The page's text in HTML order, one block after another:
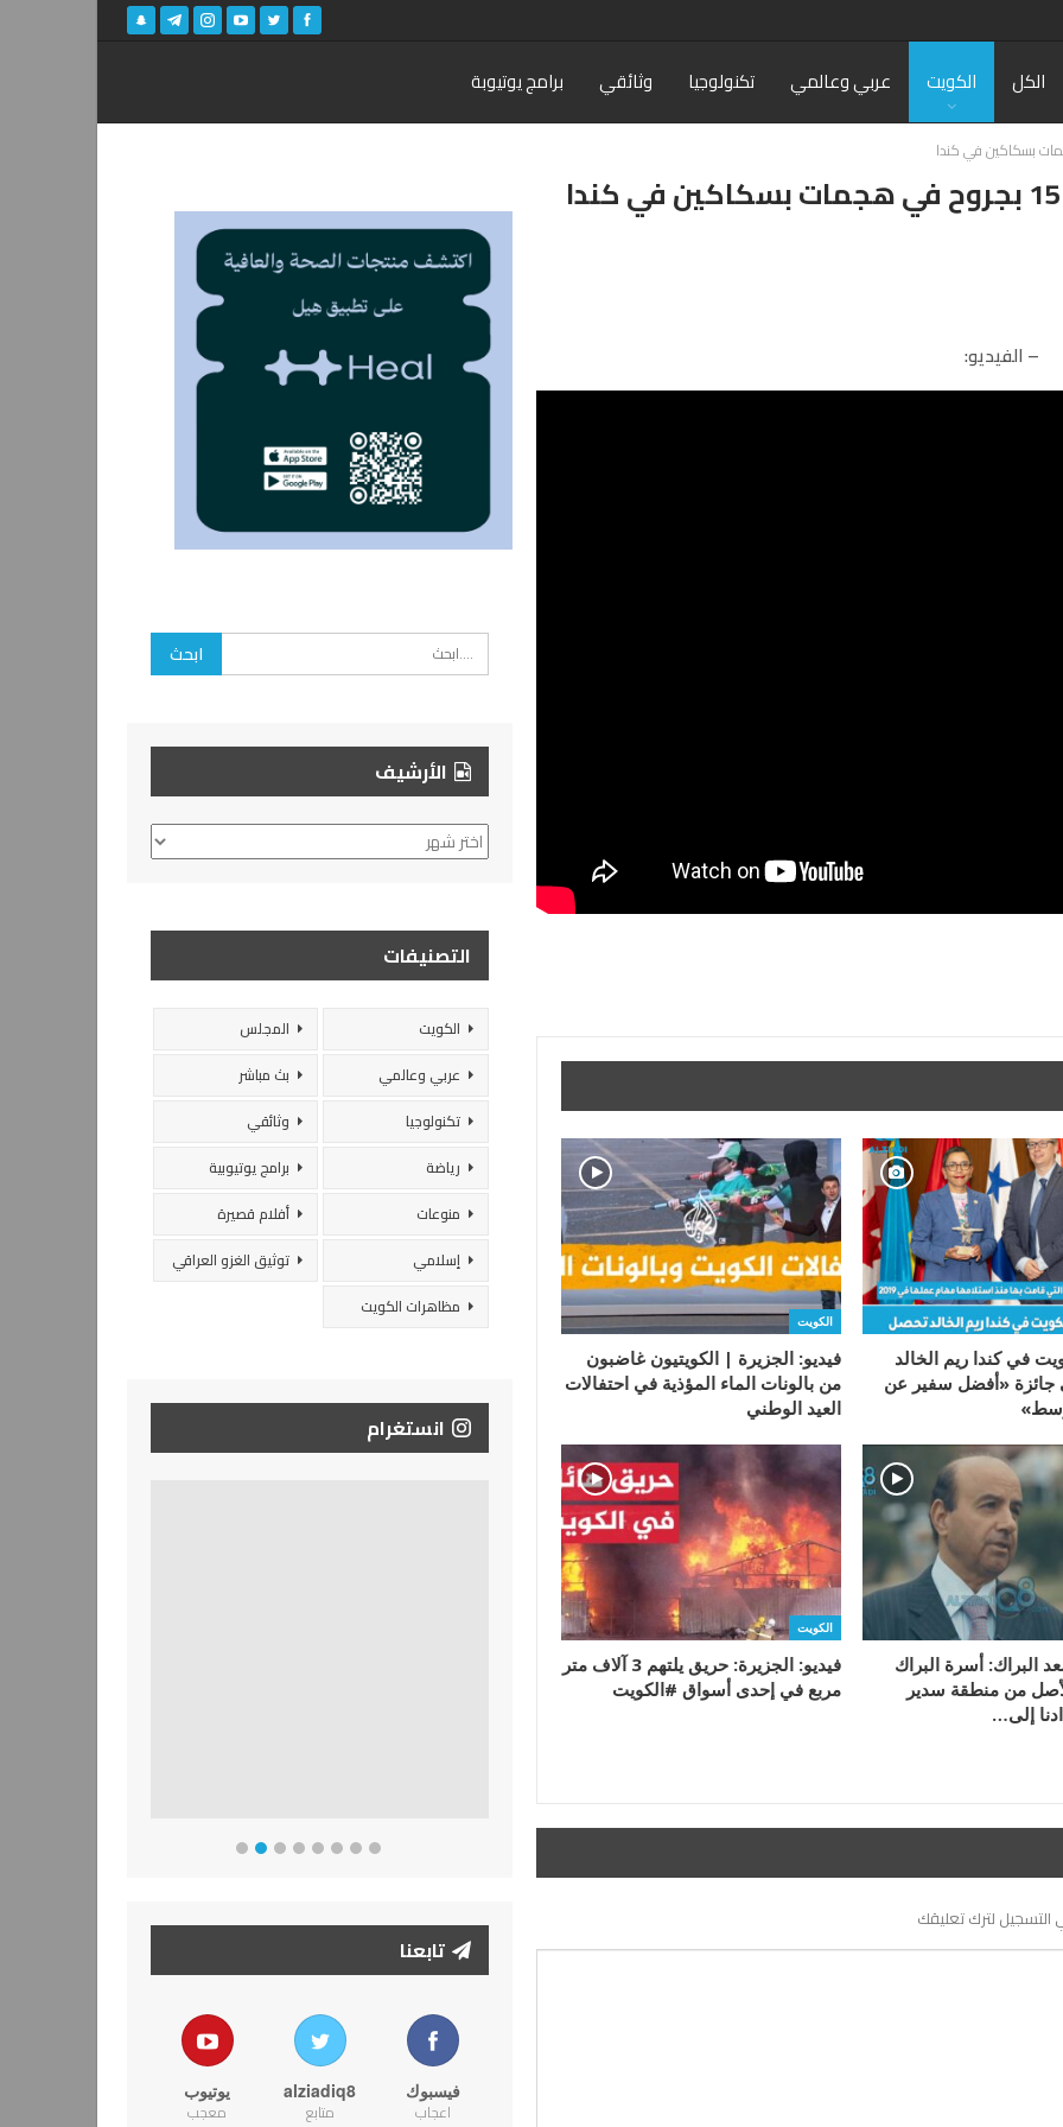
الكل الكويت عربي وعالمي تكنولوجيا وثائقي برامج يوتيوبة
– الفيديو:
في كندا ريم الخالد
«أفضل سفير عن
الكويت
فيديو: الجزيرة | الكويتيون غاضبون
من بالونات الماء المؤذية في احتفالات
العيد الوطني
البراك: أسرة البراك
من منطقة سدير
إلى…
الكويت
فيديو: الجزيرة: حريق يلتهم 3 آلاف متر
مربع في إحدى أسواق #الكويت
التسجيل لترك تعليقك
الأرشيف
الأرشيف
التصنيفات
الكويت
المجلس
عربي وعالمي
بث مباشر
تكنولوجيا
وثائقي
رياضة
برامج يوتيوبية
منوعات
أفلام قصيرة
إسلامي
توثيق الغزو العراقي
مظاهرات الكويت
انستغرام
تابعنا
فيسبوك
اعجاب
alziadiq8
متابع
يوتيوب
معجب